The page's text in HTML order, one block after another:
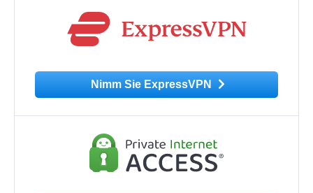
Nimm Sie ExpressVPN